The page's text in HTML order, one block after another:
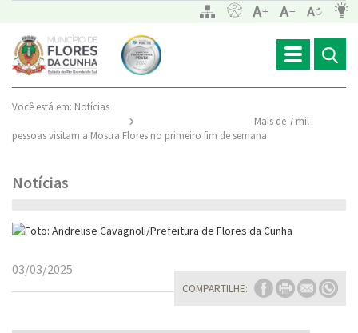
Toggle
navigation
Você está em: Notícias
Mais de 7 mil
pessoas visitam a Mostra Flores no primeiro fim de semana
Notícias
COMPARTILHE:
03/03/2025